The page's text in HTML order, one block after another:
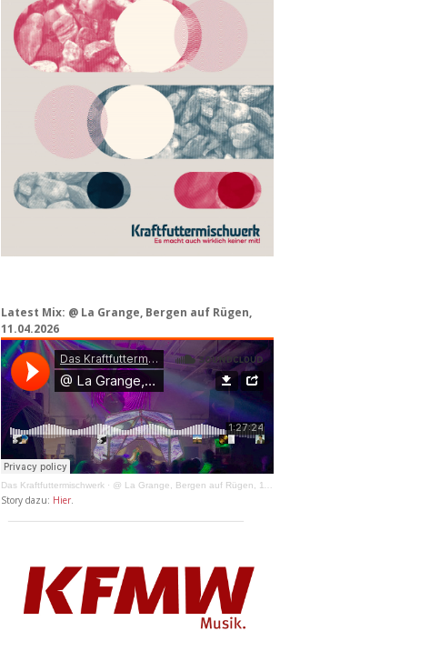
Latest Mix: @ La Grange, Bergen auf Rügen,
11.04.2026
Das Kraftfuttermischwerk · @ La Grange, Bergen auf Rügen, 11.04.2026
Story dazu: Hier.